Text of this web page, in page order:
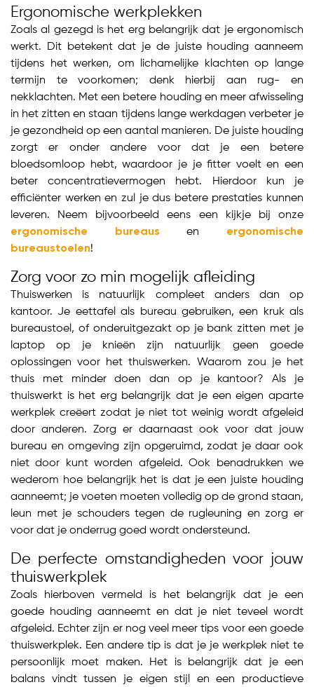
Ergonomische werkplekken
Zoals al gezegd is het erg belangrijk dat je ergonomisch
werkt. Dit betekent dat je de juiste houding aanneem
tijdens het werken, om lichamelijke klachten op lange
termijn te voorkomen; denk hierbij aan rug- en
nekklachten. Met een betere houding en meer afwisseling
in het zitten en staan tijdens lange werkdagen verbeter je
je gezondheid op een aantal manieren. De juiste houding
zorgt er onder andere voor dat je een betere
bloedsomloop hebt, waardoor je je fitter voelt en een
beter concentratievermogen hebt. Hierdoor kun je
efficiënter werken en zul je dus betere prestaties kunnen
leveren. Neem bijvoorbeeld eens een kijkje bij onze
ergonomische bureaus en ergonomische
bureaustoelen!
Zorg voor zo min mogelijk afleiding
Thuiswerken is natuurlijk compleet anders dan op
kantoor. Je eettafel als bureau gebruiken, een kruk als
bureaustoel, of onderuitgezakt op je bank zitten met je
laptop op je knieën zijn natuurlijk geen goede
oplossingen voor het thuiswerken. Waarom zou je het
thuis met minder doen dan op je kantoor? Als je
thuiswerkt is het erg belangrijk dat je een eigen aparte
werkplek creëert zodat je niet tot weinig wordt afgeleid
door anderen. Zorg er daarnaast ook voor dat jouw
bureau en omgeving zijn opgeruimd, zodat je daar ook
niet door kunt worden afgeleid. Ook benadrukken we
wederom hoe belangrijk het is dat je een juiste houding
aanneemt; je voeten moeten volledig op de grond staan,
leun met je schouders tegen de rugleuning en zorg er
voor dat je onderrug goed wordt ondersteund.
De perfecte omstandigheden voor jouw
thuiswerkplek
Zoals hierboven vermeld is het belangrijk dat je een
goede houding aanneemt en dat je niet teveel wordt
afgeleid. Echter zijn er nog veel meer tips voor een goede
thuiswerkplek. Een andere tip is dat je je werkplek niet te
persoonlijk moet maken. Het is belangrijk dat je een
balans vindt tussen je eigen stijl en een productieve